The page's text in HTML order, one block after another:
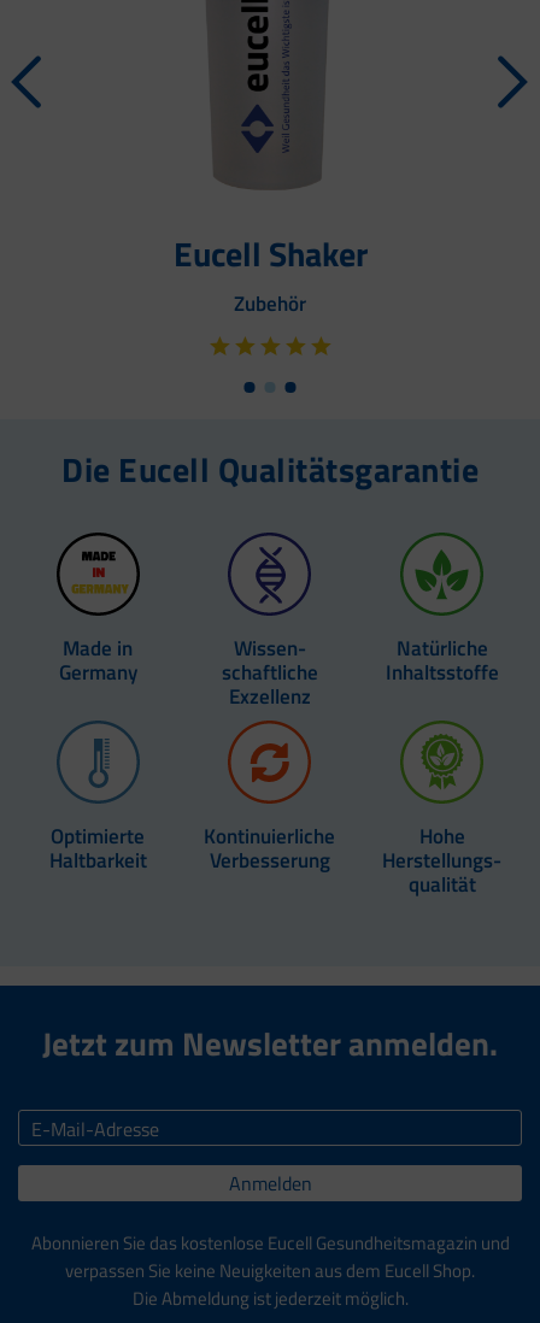
Eucell Shaker
Zubehör
Die Eucell Qualitätsgarantie
Made in
Germany
Wissen­
schaftliche
Exzellenz
Natürliche
Inhaltsstoffe
Optimierte
Haltbarkeit
Kontinuierliche
Verbesserung
Hohe
Herstellungs-
qualität
Jetzt zum Newsletter anmelden.
Anmelden
Abonnieren Sie das kostenlose Eucell Gesundheitsmagazin und
verpassen Sie keine Neuigkeiten aus dem Eucell Shop.
Die Abmeldung ist jederzeit möglich.